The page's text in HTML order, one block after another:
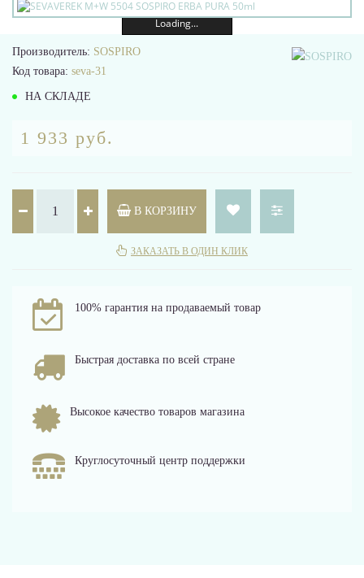
Loading...
Производитель: SOSPIRO
Код товара: seva-31
НА СКЛАДЕ
1 933 руб.
В КОРЗИНУ
ЗАКАЗАТЬ В ОДИН КЛИК
100% гарантия на продаваемый товар
Быстрая доставка по всей стране
Высокое качество товаров магазина
Круглосуточный центр поддержки